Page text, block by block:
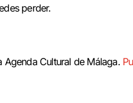
perder.
Agenda Cultural de Málaga.